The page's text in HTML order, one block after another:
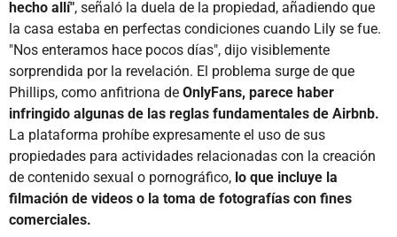
hecho allí", señaló la duela de la propiedad, añadiendo que
la casa estaba en perfectas condiciones cuando Lily se fue.
"Nos enteramos hace pocos días", dijo visiblemente
sorprendida por la revelación. El problema surge de que
Phillips, como anfitriona de OnlyFans, parece haber
infringido algunas de las reglas fundamentales de Airbnb.
La plataforma prohíbe expresamente el uso de sus
propiedades para actividades relacionadas con la creación
de contenido sexual o pornográfico, lo que incluye la
filmación de videos o la toma de fotografías con fines
comerciales.